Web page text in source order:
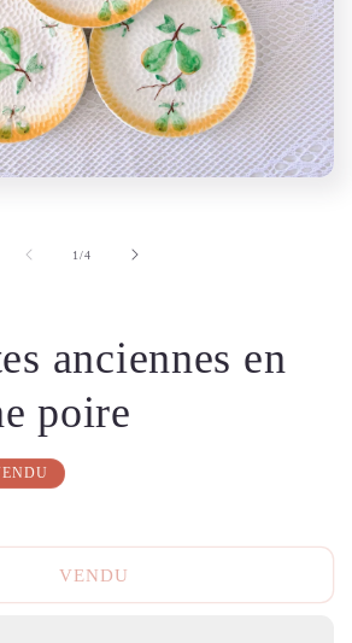
1/de
4
anciennes en
poire
VENDU